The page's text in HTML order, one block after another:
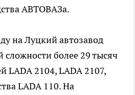
АВТОВАЗа.
на Луцкий автозавод
более 29 тысяч
LADA 2104, LADA 2107,
LADA 110. На